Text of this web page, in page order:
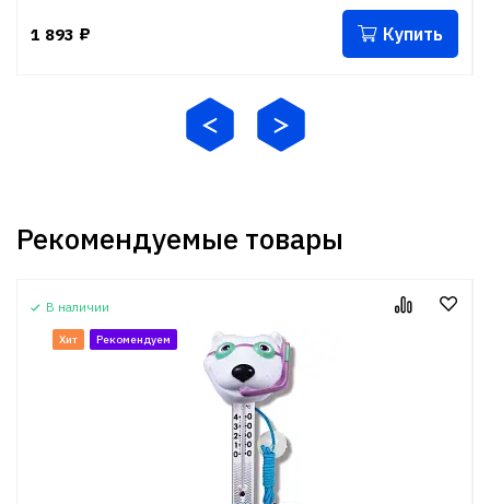
1 893 ₽ Купить
Рекомендуемые товары
В наличии
Хит Рекомендуем